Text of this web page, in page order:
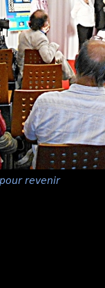
revenir